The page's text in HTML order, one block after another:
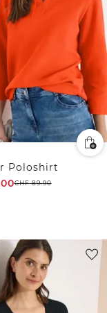
Poloshirt
CHF89.90